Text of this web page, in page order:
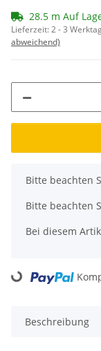
28.5 m Auf
Lieferzeit:2 - 3
abweichend)
x
Bitte beachten
Bitte beachten
Bei diesem
Loading...
Beschreibung